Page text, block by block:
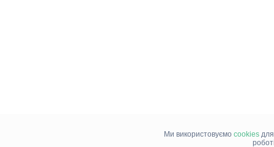
Ми використовуємо cookiesдля